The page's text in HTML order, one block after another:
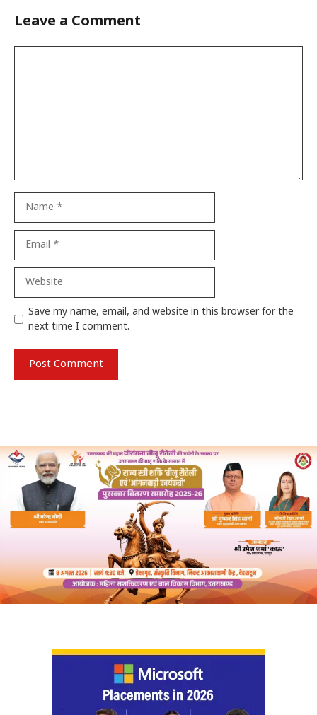
Leave a Comment
Save my name, email, and website in this browser for the
next time I comment.